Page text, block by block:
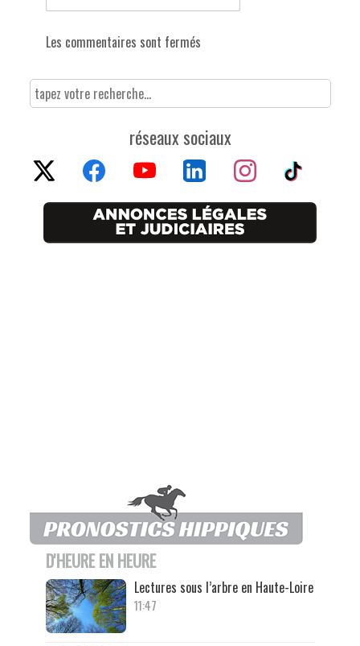
Les commentaires sont fermés
réseaux sociaux
D'HEURE EN HEURE
Lectures sous l’arbre en Haute-Loire
11:47